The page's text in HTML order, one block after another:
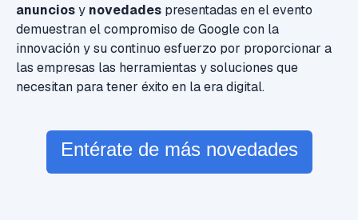
anunciosy novedades presentadas en el evento
demuestran el compromiso de Google con la
innovación y su continuo esfuerzo por proporcionar a
las empresas las herramientas y soluciones que
necesitan para tener éxito en la era digital.
Entérate de más novedades